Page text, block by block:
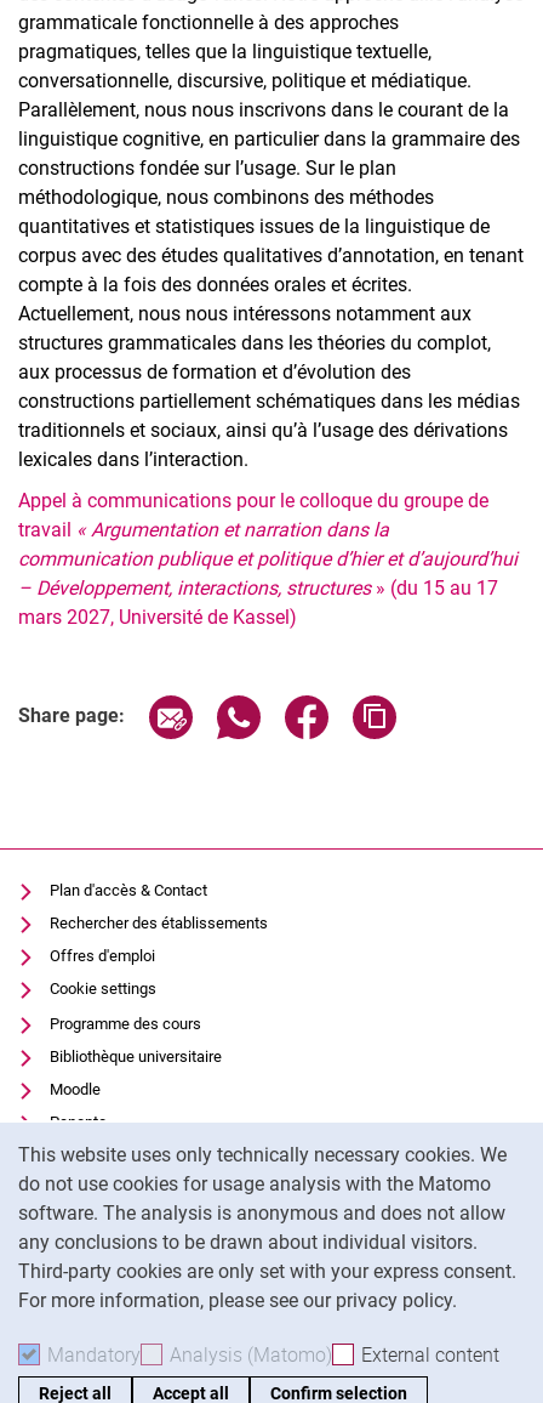
This website uses only technically necessary cookies. We
do not use cookies for usage analysis with the Matomo
software. The analysis is anonymous and does not allow
any conclusions to be drawn about individual visitors.
Third-party cookies are only set with your express consent.
For more information, please see our privacy policy.
Mandatory Accept mandatory cookies
Analysis (Matomo) Accept analysis cookies
External content
Reject all Accept all Confirm selection
grammaticale fonctionnelle à des approches
pragmatiques, telles que la linguistique textuelle,
conversationnelle, discursive, politique et médiatique.
Parallèlement, nous nous inscrivons dans le courant de la
linguistique cognitive, en particulier dans la grammaire des
constructions fondée sur l’usage. Sur le plan
méthodologique, nous combinons des méthodes
quantitatives et statistiques issues de la linguistique de
corpus avec des études qualitatives d’annotation, en tenant
compte à la fois des données orales et écrites.
Actuellement, nous nous intéressons notamment aux
structures grammaticales dans les théories du complot,
aux processus de formation et d’évolution des
constructions partiellement schématiques dans les médias
traditionnels et sociaux, ainsi qu’à l’usage des dérivations
lexicales dans l’interaction.
Appel à communications pour le colloque du groupe de
travail « Argumentation et narration dans la
communication publique et politique d’hier et d’aujourd’hui
– Développement, interactions, structures» (du 15 au 17
mars 2027, Université de Kassel)
Share page: Share page via email
Share page via WhatsApp
Share page via
Plan d'accès & Contact
Rechercher des établissements
Offres d'emploi
Cookie settings
Programme des cours
Bibliothèque universitaire
Moodle
Panopto
Protection des données
Accessibilité
Utilisation transparente de l'IA